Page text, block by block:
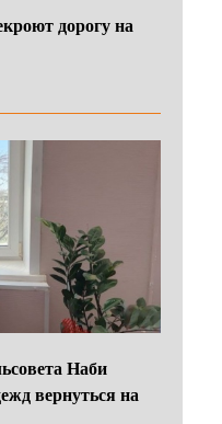
дорогу на
Наби
вернуться на